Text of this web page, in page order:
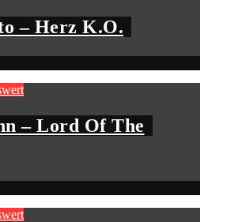
– Herz K.O.
– Lord Of The